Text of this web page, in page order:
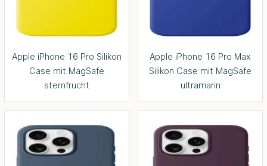
Apple iPhone 16 Pro Silikon
Case mit MagSafe
sternfrucht
Apple iPhone 16 Pro Max
Silikon Case mit MagSafe
ultramarin